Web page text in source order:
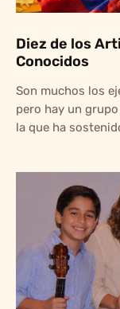
Diez de los
Conocidos
Son muchos los
pero hay un
la que ha